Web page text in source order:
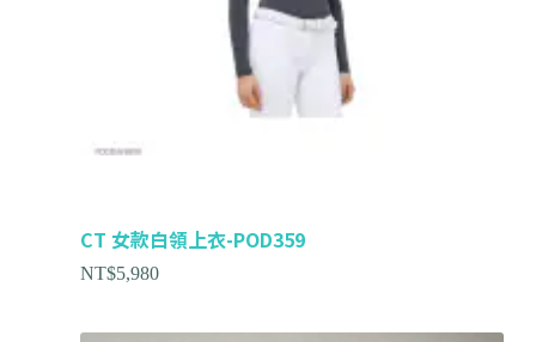
CT 女款白領上衣-POD359
NT$5,980